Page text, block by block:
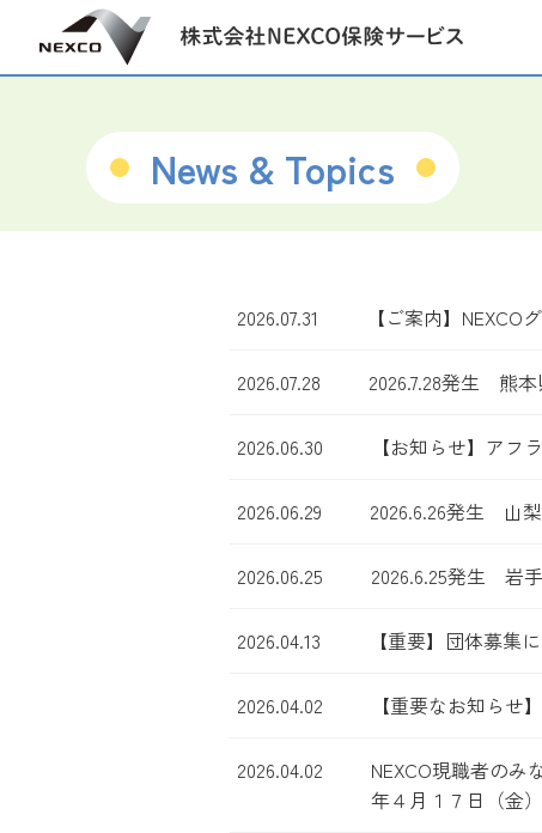
News & Topics
2026.07.31 【ご案内】
2026.07.28 2026.7.28発生 熊
2026.06.30 【お知らせ】アフ
2026.06.29 2026.6.26発生 山
2026.06.25 2026.6.25発生 岩
2026.04.13 【重要】団体募集
2026.04.02 【重要なお知らせ
2026.04.02
NEXCO現職者の
年４月１７日（金）